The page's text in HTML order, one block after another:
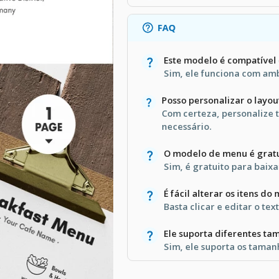
FAQ
Este modelo é compatível
Sim, ele funciona com
Posso personalizar o
Com certeza, personalize
necessário.
O modelo de menu é
Sim, é gratuito para
É fácil alterar os itens do
Basta clicar e editar o
Ele suporta diferentes
Sim, ele suporta os